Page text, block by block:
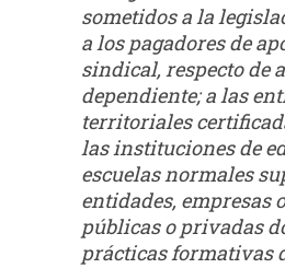
sometidos a la
a los pagadores de
sindical, respectode
dependiente; a las
territoriales
lasinstituciones de
escuelas normales
entidades, empresas
públicas o privadas
prácticas formativas